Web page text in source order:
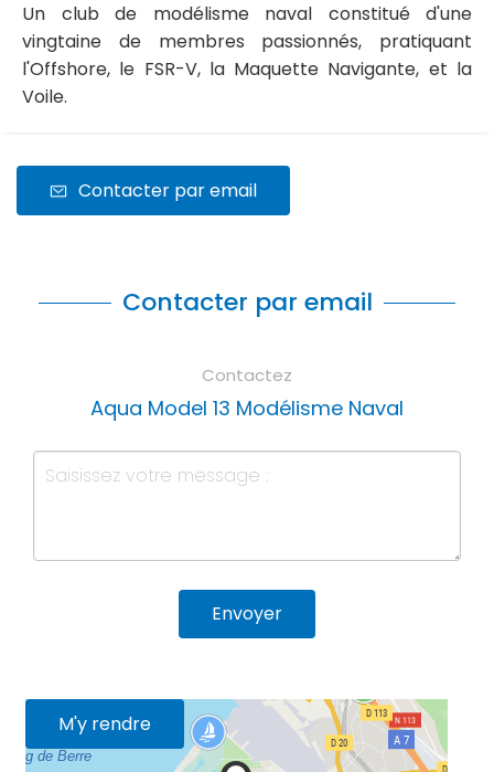
Un club de modélisme naval constitué d'une
vingtaine de membres passionnés, pratiquant
l'Offshore, le FSR-V, la Maquette Navigante, et la
Voile.
Contacter par email
Contacter par email
Contactez
Aqua Model 13 Modélisme Naval
Envoyer
M'y rendre